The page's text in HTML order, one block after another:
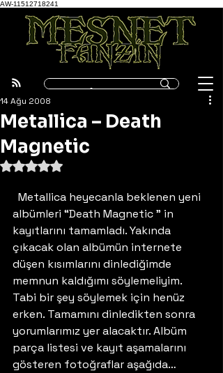
AW-11512718241
Metallica – Death
Magnetic
14 Ağu 2008
5 üzerinden NaN yıldız
albümleri “Death Magnetic ” in
kayıtlarını tamamladı. Yakında
çıkacak olan albümün internete
düşen kısımlarını dinlediğimde
memnun kaldığımı söylemeliyim.
Tabi bir şey söylemek için henüz
erken. Tamamını dinledikten sonra
yorumlarımız yer alacaktır. Albüm
parça listesi ve kayıt aşamalarını
gösteren fotoğraflar aşağıda…